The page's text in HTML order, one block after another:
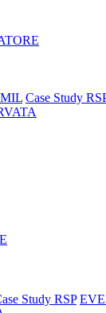
Case Study
Study RSP